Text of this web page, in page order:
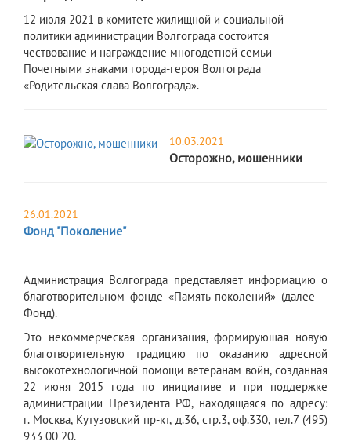
​12 июля 2021 в комитете жилищной и социальной
политики администрации Волгограда состоится
чествование и награждение многодетной семьи
Почетными знаками города-героя Волгограда
«Родительская слава Волгограда».
10.03.2021
Осторожно, мошенники
26.01.2021
Фонд "Поколение"
Администрация Волгограда представляет информацию о
благотворительном фонде «Память поколений» (далее –
Фонд).
Это некоммерческая организация, формирующая новую
благотворительную традицию по оказанию адресной
высокотехнологичной помощи ветеранам войн, созданная
22 июня 2015 года по инициативе и при поддержке
администрации Президента РФ, находящаяся по адресу:
г. Москва, Кутузовский пр-кт, д.36, стр.3, оф.330, тел.7 (495)
933 00 20.